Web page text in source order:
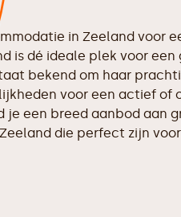
in Zeeland voor
is dé ideale plek voor
bekend om haar
voor een actief of
je een breed aanbod aan
die perfect zijn